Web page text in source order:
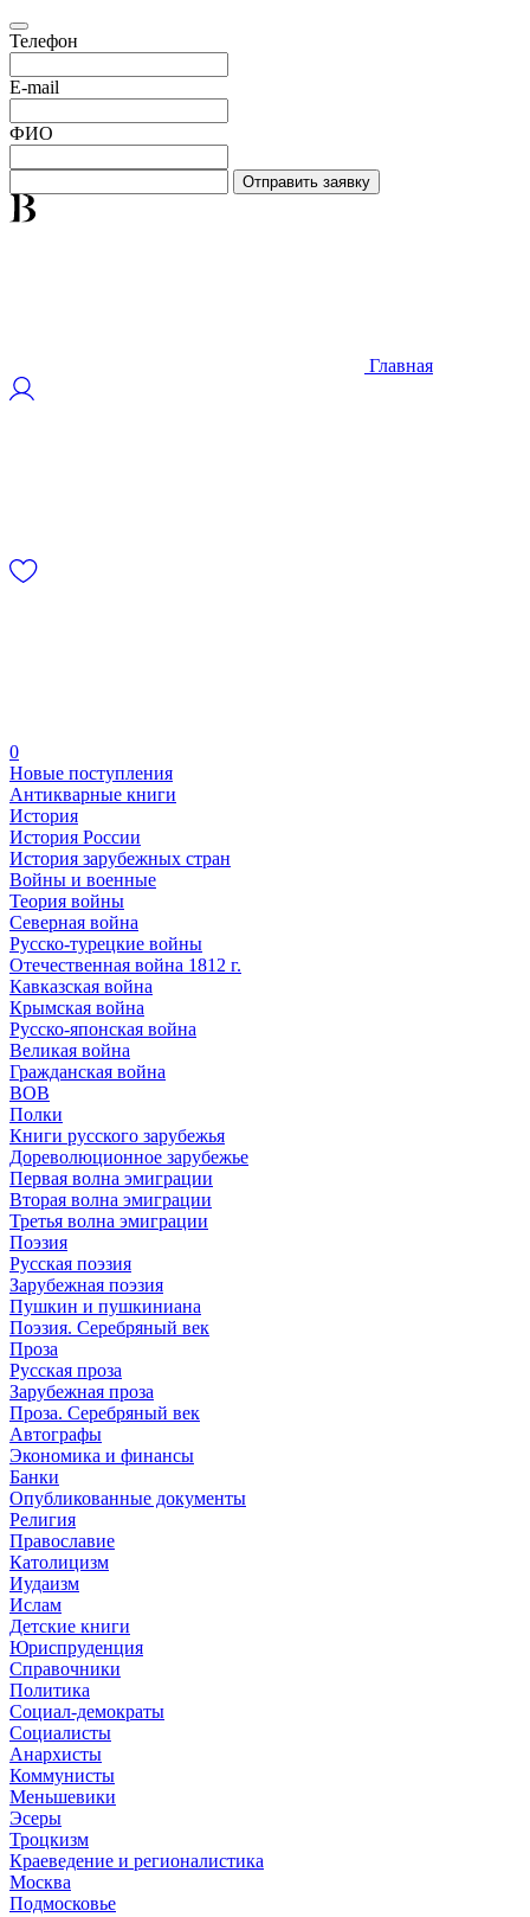
Телефон
E-mail
ФИО
Отправить заявку
Главная
0
Новые поступления
Антикварные книги
История
История России
История зарубежных стран
Войны и военные
Теория войны
Северная война
Русско-турецкие войны
Отечественная война 1812 г.
Кавказская война
Крымская война
Русско-японская война
Великая война
Гражданская война
ВОВ
Полки
Книги русского зарубежья
Дореволюционное зарубежье
Первая волна эмиграции
Вторая волна эмиграции
Третья волна эмиграции
Поэзия
Русская поэзия
Зарубежная поэзия
Пушкин и пушкиниана
Поэзия. Серебряный век
Проза
Русская проза
Зарубежная проза
Проза. Серебряный век
Автографы
Экономика и финансы
Банки
Опубликованные документы
Религия
Православие
Католицизм
Иудаизм
Ислам
Детские книги
Юриспруденция
Справочники
Политика
Социал-демократы
Социалисты
Анархисты
Коммунисты
Меньшевики
Эсеры
Троцкизм
Краеведение и регионалистика
Москва
Подмосковье